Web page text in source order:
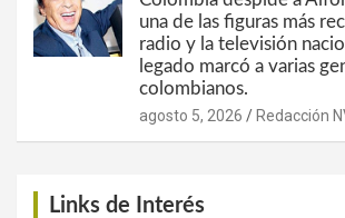
una de las figuras más
radio y la televisión
legado marcó a varias
colombianos.
agosto 5, 2026 Redacción
Links de Interés